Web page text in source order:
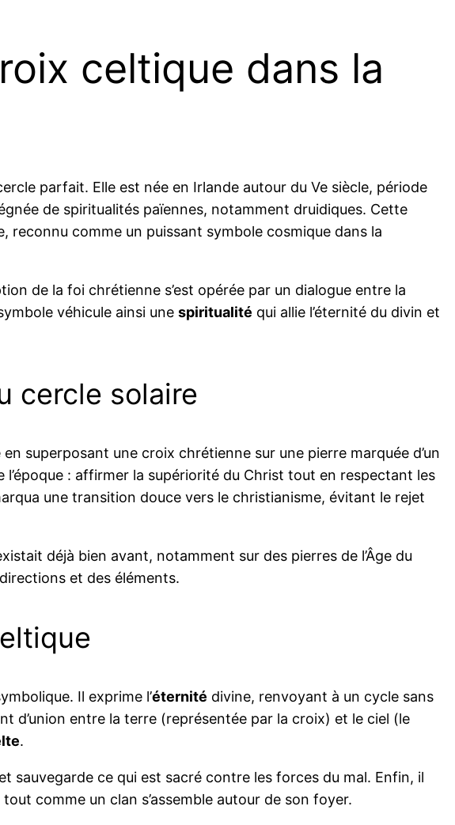
celtique dans la
parfait. Elle est née en Irlande autour du Ve siècle, période
de spiritualités païennes, notamment druidiques. Cette
comme un puissant symbole cosmique dans la
de la foi chrétienne s’est opérée par un dialogue entre la
véhicule ainsi unespiritualité qui allie l’éternité du divin et
cercle solaire
superposant une croix chrétienne sur une pierre marquée d’un
: affirmer la supériorité du Christ tout en respectant les
une transition douce vers le christianisme, évitant le rejet
déjà bien avant, notamment sur des pierres de l’Âge du
et des éléments.
Il exprime l’éternité divine, renvoyant à un cycle sans
d’union entre la terre (représentée par la croix) et le ciel (le
.
sauvegarde ce qui est sacré contre les forces du mal. Enfin, il
comme un clan s’assemble autour de son foyer.